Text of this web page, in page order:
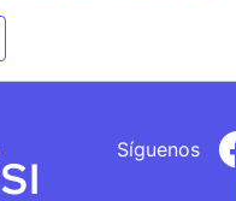
Síguenos